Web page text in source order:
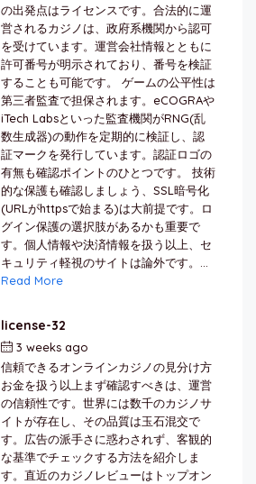
の出発点はライセンスです。合法的に運
営されるカジノは、政府系機関から認可
を受けています。運営会社情報とともに
許可番号が明示されており、番号を検証
することも可能です。 ゲームの公平性は
第三者監査で担保されます。eCOGRAや
iTech Labsといった監査機関がRNG(乱
数生成器)の動作を定期的に検証し、認
証マークを発行しています。認証ロゴの
有無も確認ポイントのひとつです。 技術
的な保護も確認しましょう、SSL暗号化
(URLがhttpsで始まる)は大前提です。ロ
グイン保護の選択肢があるかも重要で
す。個人情報や決済情報を扱う以上、セ
キュリティ軽視のサイトは論外です。...
Read More
license-32
3 weeks ago
信頼できるオンラインカジノの見分け方
お金を扱う以上まず確認すべきは、運営
の信頼性です。世界には数千のカジノサ
イトが存在し、その品質は玉石混交で
す。広告の派手さに惑わされず、客観的
な基準でチェックする方法を紹介しま
す。直近のカジノレビューはトップオン